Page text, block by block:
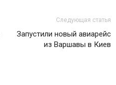
Следующая статья
Запустили новый авиарейс
из Варшавы в Киев